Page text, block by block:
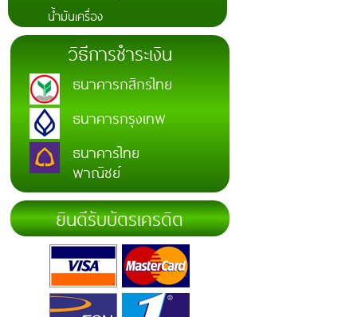
น้ำมันเครื่อง
วิธีการชำระเงิน
ธนาคารกสิกรไทย
ธนาคารกรุงเทพ
ธนาคารไทย
พาณิชย์
ยินดีรับบัตรเครดิต